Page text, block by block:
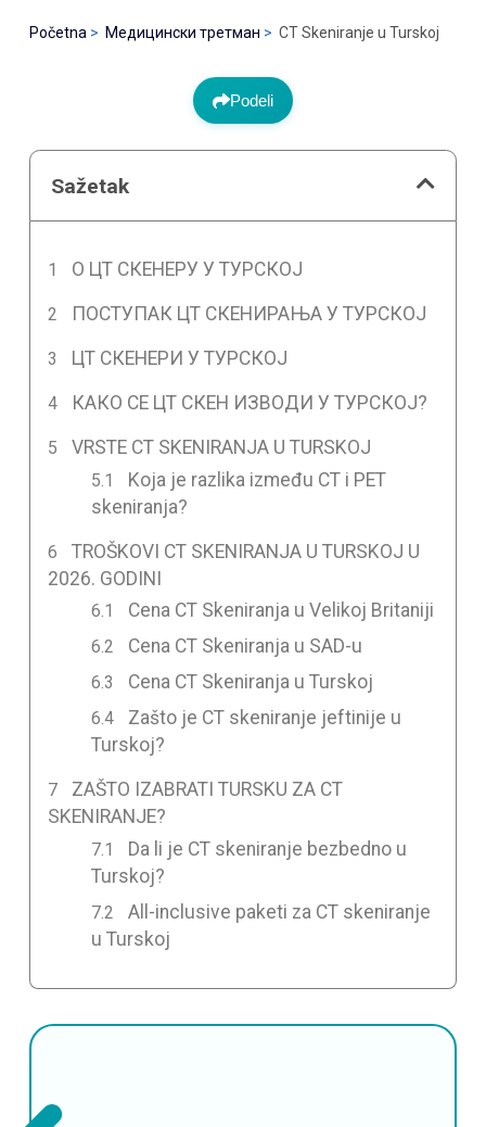
Početna Медицински третман CT Skeniranje u Turskoj
Podeli
Sažetak
О ЦТ СКЕНЕРУ У ТУРСКОЈ
ПОСТУПАК ЦТ СКЕНИРАЊА У ТУРСКОЈ
ЦТ СКЕНЕРИ У ТУРСКОЈ
КАКО СЕ ЦТ СКЕН ИЗВОДИ У ТУРСКОЈ?
VRSTE CT SKENIRANJA U TURSKOJ
Koja je razlika između CT i PET
skeniranja?
TROŠKOVI CT SKENIRANJA U TURSKOJ U
2026. GODINI
Cena CT Skeniranja u Velikoj Britaniji
Cena CT Skeniranja u SAD-u
Cena CT Skeniranja u Turskoj
Zašto je CT skeniranje jeftinije u
Turskoj?
ZAŠTO IZABRATI TURSKU ZA CT
SKENIRANJE?
Da li je CT skeniranje bezbedno u
Turskoj?
All-inclusive paketi za CT skeniranje
u Turskoj